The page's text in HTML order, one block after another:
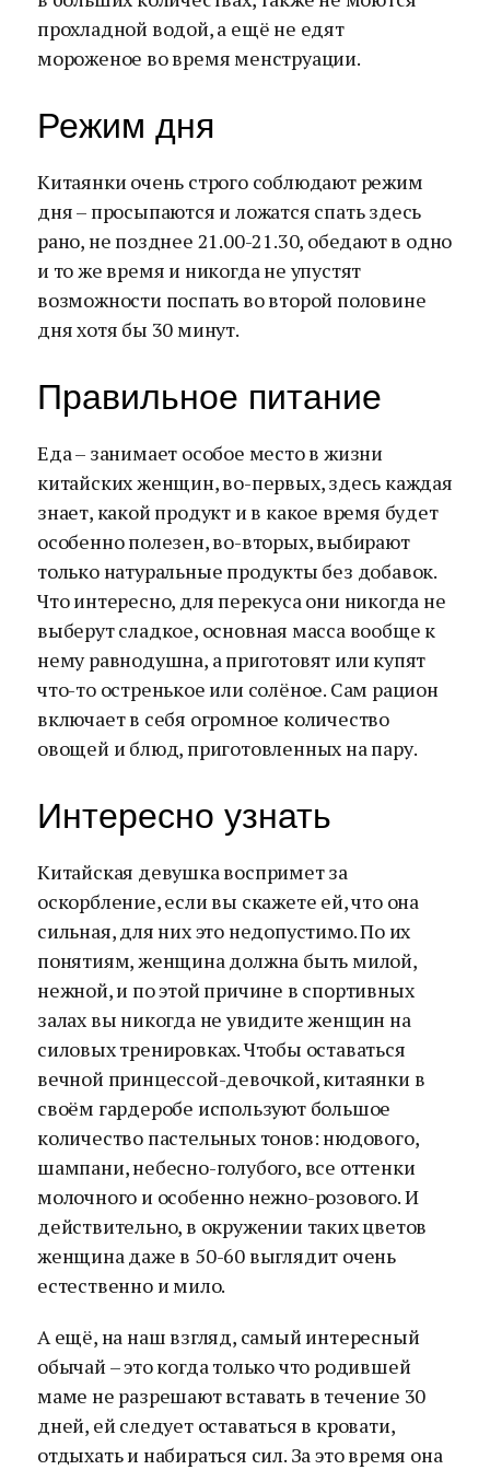
прохладной водой, а ещё не едят
мороженое во время менструации.
Режим дня
Китаянки очень строго соблюдают режим
дня – просыпаются и ложатся спать здесь
рано, не позднее 21.00-21.30, обедают в одно
и то же время и никогда не упустят
возможности поспать во второй половине
дня хотя бы 30 минут.
Правильное питание
Еда – занимает особое место в жизни
китайских женщин, во-первых, здесь каждая
знает, какой продукт и в какое время будет
особенно полезен, во-вторых, выбирают
только натуральные продукты без добавок.
Что интересно, для перекуса они никогда не
выберут сладкое, основная масса вообще к
нему равнодушна, а приготовят или купят
что-то остренькое или солёное. Сам рацион
включает в себя огромное количество
овощей и блюд, приготовленных на пару.
Интересно узнать
Китайская девушка воспримет за
оскорбление, если вы скажете ей, что она
сильная, для них это недопустимо. По их
понятиям, женщина должна быть милой,
нежной, и по этой причине в спортивных
залах вы никогда не увидите женщин на
силовых тренировках. Чтобы оставаться
вечной принцессой-девочкой, китаянки в
своём гардеробе используют большое
количество пастельных тонов: нюдового,
шампани, небесно-голубого, все оттенки
молочного и особенно нежно-розового. И
действительно, в окружении таких цветов
женщина даже в 50-60 выглядит очень
естественно и мило.
А ещё, на наш взгляд, самый интересный
обычай – это когда только что родившей
маме не разрешают вставать в течение 30
дней, ей следует оставаться в кровати,
отдыхать и набираться сил. За это время она